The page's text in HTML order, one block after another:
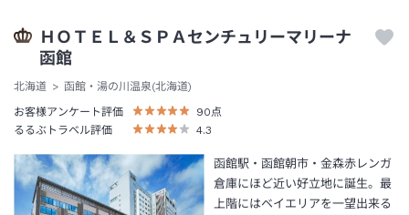
ＨＯＴＥＬ＆ＳＰＡセンチュリーマリーナ
函館
北海道
函館・湯の川温泉(北海道)
お客様アンケート評価
90点
るるぶトラベル評価
4.3
函館駅・函館朝市・金森赤レンガ
倉庫にほど近い好立地に誕生。最
上階にはベイエリアを一望出来る